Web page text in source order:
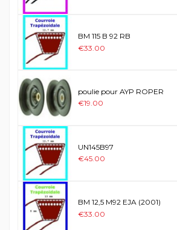
BM 115 B 92 RB
€33.00
poulie pour AYP ROPER
€19.00
UN145B97
€45.00
BM 12,5 M92 EJA (2001)
€33.00